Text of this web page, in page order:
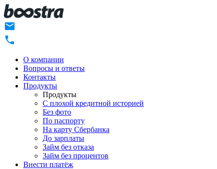
О компании
Вопросы и ответы
Контакты
Продукты
Продукты
C плохой кредитной историей
Без фото
По паспорту
На карту Сбербанка
До зарплаты
Займ без отказа
Займ без процентов
Внести платёж